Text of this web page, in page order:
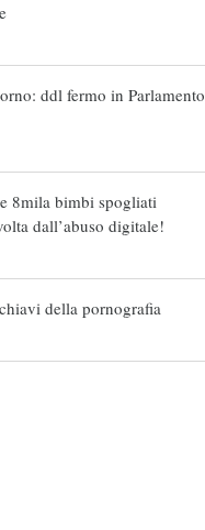
ddl fermo in Parlamento
8mila bimbi spogliati
dall’abuso digitale!
della pornografia